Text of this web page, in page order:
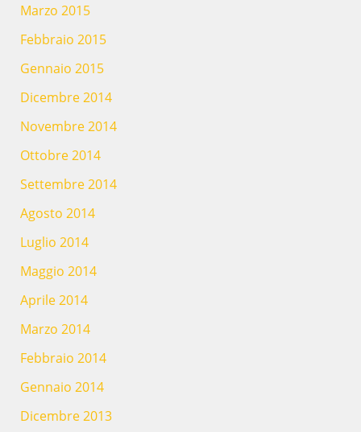
Marzo 2015
Febbraio 2015
Gennaio 2015
Dicembre 2014
Novembre 2014
Ottobre 2014
Settembre 2014
Agosto 2014
Luglio 2014
Maggio 2014
Aprile 2014
Marzo 2014
Febbraio 2014
Gennaio 2014
Dicembre 2013